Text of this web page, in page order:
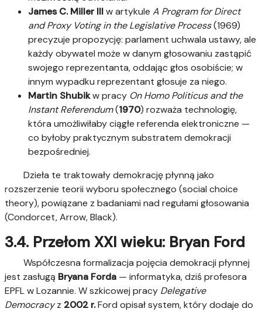
James C. Miller IIIw artykule A Program for Direct
and Proxy Voting in the Legislative Process(1969)
precyzuje propozycję: parlament uchwala ustawy, ale
każdy obywatel może w danym głosowaniu zastąpić
swojego reprezentanta, oddając głos osobiście; w
innym wypadku reprezentant głosuje za niego.
Martin Shubikw pracy On Homo Politicus and the
Instant Referendum(1970) rozważa technologię,
która umożliwiłaby ciągłe referenda elektroniczne —
co byłoby praktycznym substratem demokracji
bezpośredniej.
Dzieła te traktowały demokrację płynną jako
rozszerzenie teorii wyboru społecznego (social choice
theory), powiązane z badaniami nad regułami głosowania
(Condorcet, Arrow, Black).
3.4. Przełom XXI wieku: Bryan Ford
Współczesna formalizacja pojęcia demokracji płynnej
jest zasługą Bryana Forda — informatyka, dziś profesora
EPFL w Lozannie. W szkicowej pracy Delegative
Democracyz 2002 r.Ford opisał system, który dodaje do